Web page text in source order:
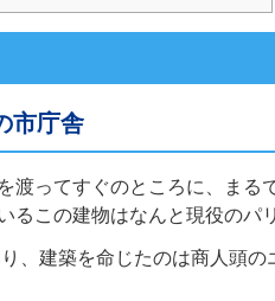
市庁舎
渡ってすぐのところに、まる
るこの建物はなんと現役のパ
、建築を命じたのは商人頭